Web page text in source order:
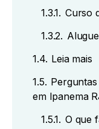
1.3.1. Curso
1.3.2.
1.4. Leia mais
1.5.
em Ipanema
1.5.1. O que